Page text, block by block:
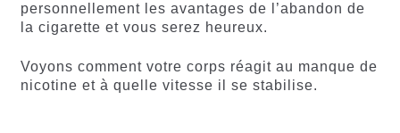
personnellement les avantages de l’abandon de
la cigarette et vous serez heureux.
Voyons comment votre corps réagit au manque de
nicotine et à quelle vitesse il se stabilise.